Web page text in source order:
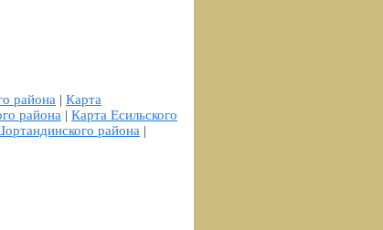
района | Карта
района | Карта Есильского
района |